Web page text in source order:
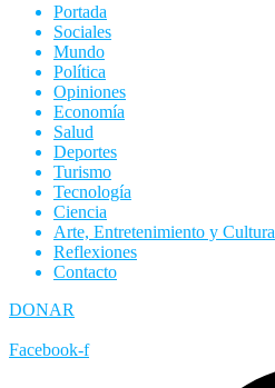
Portada
Sociales
Mundo
Política
Opiniones
Economía
Salud
Deportes
Turismo
Tecnología
Ciencia
Arte, Entretenimiento y Cultura
Reflexiones
Contacto
DONAR
Facebook-f